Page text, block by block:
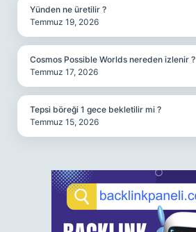
Yünden ne üretilir ?
Temmuz 19, 2026
Cosmos Possible Worlds nereden izlenir ?
Temmuz 17, 2026
Tepsi böreği 1 gece bekletilir mi ?
Temmuz 15, 2026